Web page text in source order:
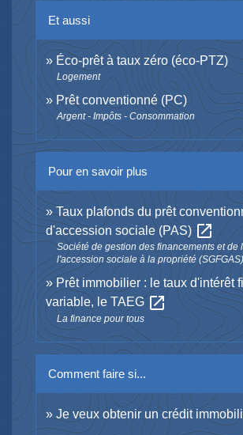
Et aussi
Éco-prêt à taux zéro (éco-PTZ)
Logement
Prêt conventionné (PC)
Argent - Impôts - Consommation
Pour en savoir plus
Taux plafonds du prêt
d'accession sociale (PAS)open_in_new
Société de gestion des financements et de
l'accession sociale à la propriété (SGFGAS)
Prêt immobilier : le taux d'intérêt
variable, le TAEG open_in_new
La finance pour tous
Comment faire si...
Je veux obtenir un crédit